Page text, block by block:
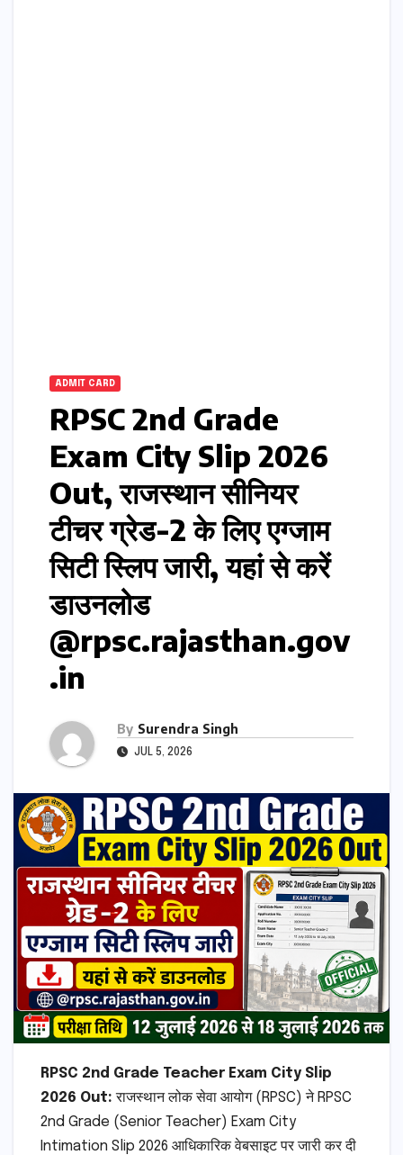
ADMIT CARD
RPSC 2nd Grade
Exam City Slip 2026
Out, राजस्थान सीनियर
टीचर ग्रेड-2 के लिए एग्जाम
सिटी स्लिप जारी, यहां से करें
डाउनलोड
@rpsc.rajasthan.gov
.in
By Surendra Singh
JUL 5, 2026
RPSC 2nd Grade Teacher Exam City Slip
2026 Out: राजस्थान लोक सेवा आयोग (RPSC) ने RPSC
2nd Grade (Senior Teacher) Exam City
Intimation Slip 2026 आधिकारिक वेबसाइट पर जारी कर दी